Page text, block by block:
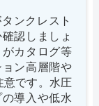
ンクレスト
認しましょ
カタログ等
ン高層階や
意です。水圧
導入や低水